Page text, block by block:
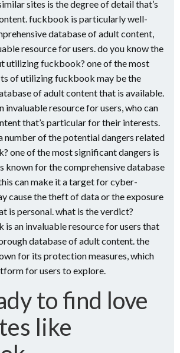
sites is the degree of detail that’s
fuckbook is particularly well-
database of adult content,
resource for users. do you know the
utilizing fuckbook? one of the most
of utilizing fuckbook may be the
of adult content that is available.
invaluable resource for users, who can
that’s particular for their interests.
number of the potential dangers related
one of the most significant dangers is
known for the comprehensive database
can make it a target for cyber-
cause the theft of data or the exposure
is personal. what is the verdict?
is an invaluable resource for users that
database of adult content. the
for its protection measures, which
for users to explore.
to find love
like